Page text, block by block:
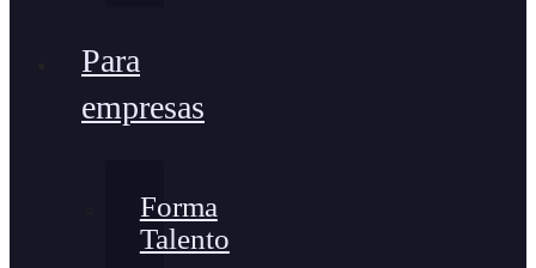
Para
empresas
Forma
Talento